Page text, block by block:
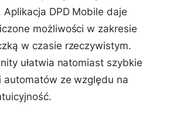
Aplikacja DPD Mobile daje
możliwości w zakresie
w czasie rzeczywistym.
ułatwia natomiast szybkie
automatów ze względu na